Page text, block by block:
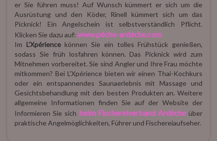
er Sie führen muss! Auf Wunsch kümmert er sich um die
Ausrüstung und den Köder, Rinell kümmert sich um das
Picknick! Ein Angelschein ist selbstverständlich Pflicht.
Klicken Sie dazu auf: www.pêche-ardèche.com
Im L'Xpériencekönnen Sie ein tolles Frühstück genießen,
sodass Sie früh losfahren können. Das Picknick wird zum
Mitnehmen vorbereitet. Sie sind Angler und Ihre Frau möchte
mitkommen? Bei L'Xpérience bieten wir einen Thai-Kochkurs
oder ein entspannendes Saunaerlebnis mit Massage und
Gesichtsbehandlung mit den besten Produkten an. Weitere
allgemeine Informationen finden Sie auf der Website der
Informieren Sie sich beim Fischereiverband Ardèche über
praktische Angelmöglichkeiten, Führer und Fischereiaufseher.